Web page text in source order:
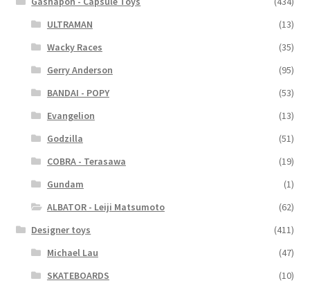
ULTRAMAN
(13)
Wacky Races
(35)
Gerry Anderson
(95)
BANDAI - POPY
(53)
Evangelion
(13)
Godzilla
(51)
COBRA - Terasawa
(19)
Gundam
(1)
ALBATOR - Leiji Matsumoto
(62)
Designer toys
(411)
Michael Lau
(47)
SKATEBOARDS
(10)